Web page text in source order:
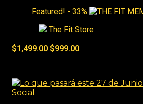
Featured! - 33%
The Fit Store
$1,499.00 $999.00
Social